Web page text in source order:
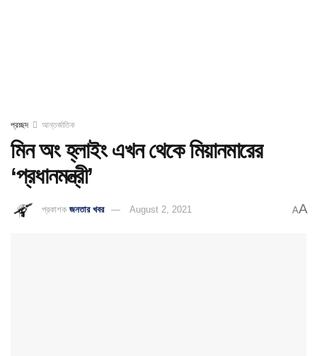
প্রচ্ছদ আন্তর্জাতিক
মিন অং হ্লাইং এখন থেকে মিয়ানমারের
‘প্রধানমন্ত্রী’
প্রকাশক জনতার খবর August 2, 2021 AA